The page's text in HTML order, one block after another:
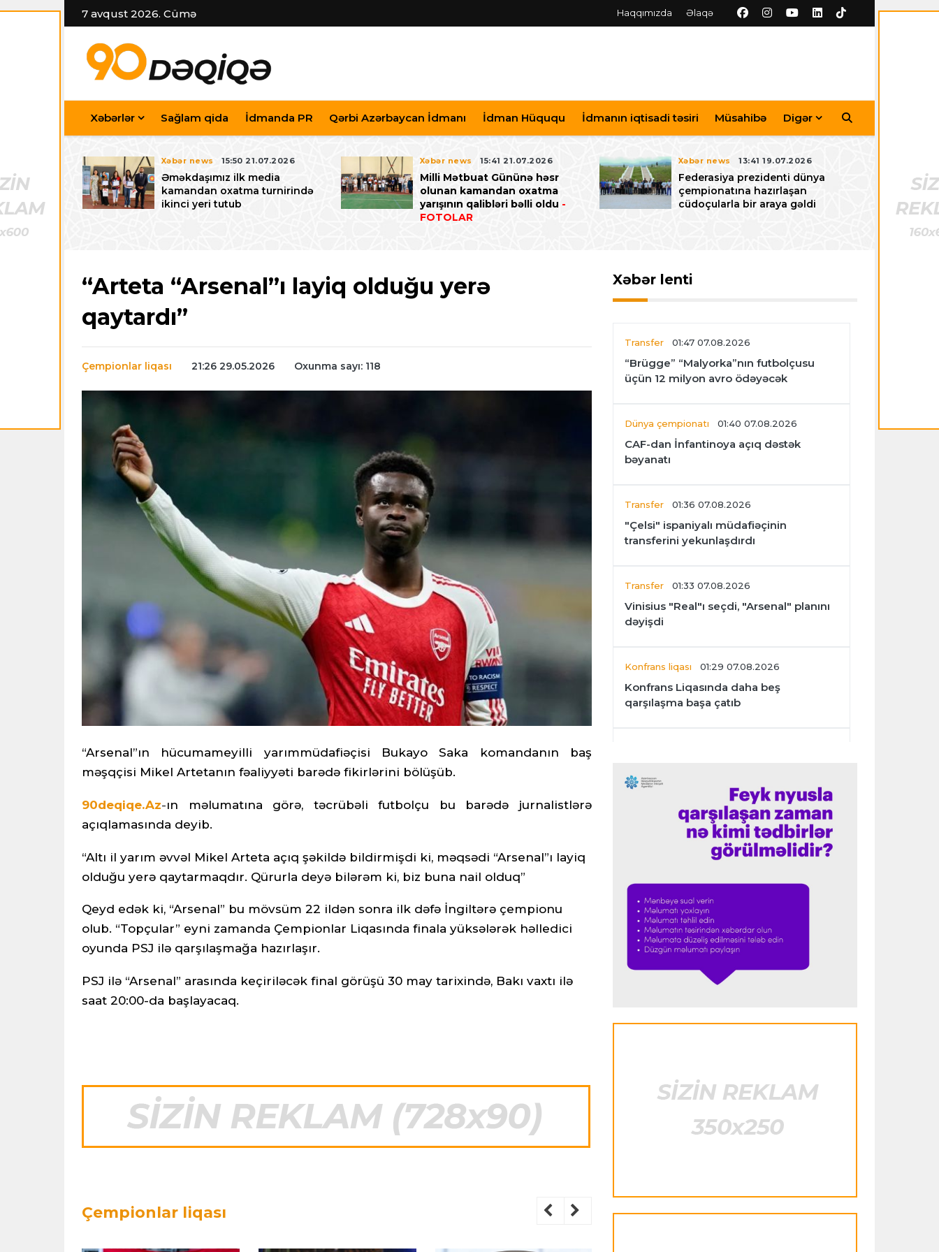
7 avqust 2026. Cümə Haqqımızda Əlaqə
Xəbərlər Sağlam qida İdmanda PR Qərbi Azərbaycan İdmanı İdman Hüququ İdmanın iqtisadi təsiri Müsahibə Digər
U-15
festivalı ilə
Xəbər news 15:50 21.07.2026
Əməkdaşımız ilk media
kamandan oxatma turnirində
ikinci yeri tutub
Xəbər news 15:41 21.07.2026
Milli Mətbuat Gününə həsr
olunan kamandan oxatma
yarışının qalibləri bəlli oldu -
FOTOLAR
Xəbər news 13:41 19.07.2026
Federasiya prezidenti dünya
çempionatına hazırlaşan
cüdoçularla bir araya gəldi
“Arteta “Arsenal”ı layiq olduğu yerə
qaytardı”
Çempionlar liqası 21:26 29.05.2026 Oxunma sayı: 118
“Arsenal”ın hücumameyilli yarımmüdafiəçisi Bukayo Saka komandanın baş
məşqçisi Mikel Artetanın fəaliyyəti barədə fikirlərini bölüşüb.
90deqiqe.Az-ın məlumatına görə, təcrübəli futbolçu bu barədə jurnalistlərə
açıqlamasında deyib.
“Altı il yarım əvvəl Mikel Arteta açıq şəkildə bildirmişdi ki, məqsədi “Arsenal”ı layiq
olduğu yerə qaytarmaqdır. Qürurla deyə bilərəm ki, biz buna nail olduq”
Qeyd edək ki, “Arsenal” bu mövsüm 22 ildən sonra ilk dəfə İngiltərə çempionu
olub. “Topçular” eyni zamanda Çempionlar Liqasında finala yüksələrək həlledici
oyunda PSJ ilə qarşılaşmağa hazırlaşır.
PSJ ilə “Arsenal” arasında keçiriləcək final görüşü 30 may tarixində, Bakı vaxtı ilə
saat 20:00-da başlayacaq.
Çempionlar liqası
Xəbər lenti
Transfer 01:47 07.08.2026
“Brügge” “Malyorka”nın futbolçusu
üçün 12 milyon avro ödəyəcək
Dünya çempionatı 01:40 07.08.2026
CAF-dan İnfantinoya açıq dəstək
bəyanatı
Transfer 01:36 07.08.2026
"Çelsi" ispaniyalı müdafiəçinin
transferini yekunlaşdırdı
Transfer 01:33 07.08.2026
Vinisius "Real"ı seçdi, "Arsenal" planını
dəyişdi
Konfrans liqası 01:29 07.08.2026
Konfrans Liqasında daha beş
qarşılaşma başa çatıb
İspaniya L.L. 01:23 07.08.2026
"Barselona" Mərakeş klubuna qarşı
keçirilməsi planlaşdırılan yoldaşlıq
Dünya çempionatı
"Prezident səlahiyyətlərindən sui-
istifadə edib"- FIFPRO-dan İnfantinoya
"Antonelli çox etibarlı pilota çevrilib"
"Antonelli mövsümün ən yaxşı